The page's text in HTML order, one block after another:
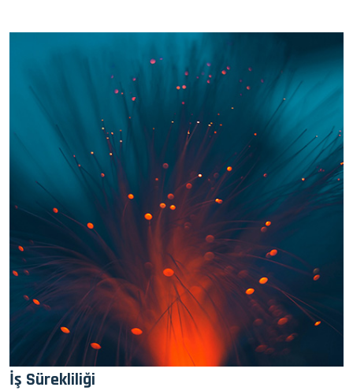
İş Sürekliliği